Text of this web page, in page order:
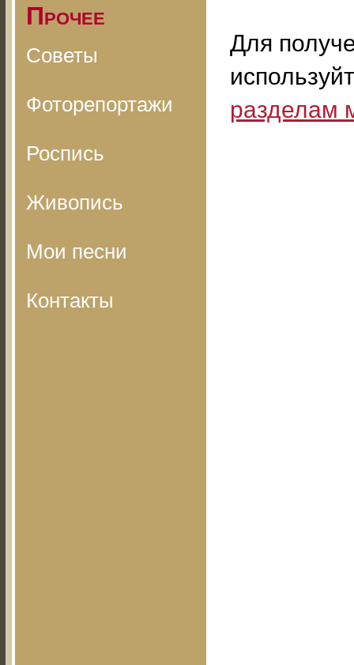
Прочее
Советы
Фоторепортажи
Роспись
Живопись
Мои песни
Контакты
Для
разделам